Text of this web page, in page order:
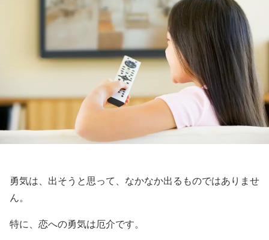
勇気は、出そうと思って、なかなか出るものではありませ
ん。
特に、恋への勇気は厄介です。